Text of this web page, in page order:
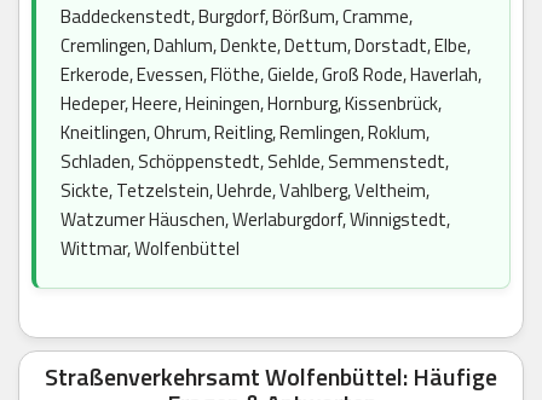
Baddeckenstedt, Burgdorf, Börßum, Cramme,
Cremlingen, Dahlum, Denkte, Dettum, Dorstadt, Elbe,
Erkerode, Evessen, Flöthe, Gielde, Groß Rode, Haverlah,
Hedeper, Heere, Heiningen, Hornburg, Kissenbrück,
Kneitlingen, Ohrum, Reitling, Remlingen, Roklum,
Schladen, Schöppenstedt, Sehlde, Semmenstedt,
Sickte, Tetzelstein, Uehrde, Vahlberg, Veltheim,
Watzumer Häuschen, Werlaburgdorf, Winnigstedt,
Wittmar, Wolfenbüttel
Straßenverkehrsamt Wolfenbüttel: Häufige